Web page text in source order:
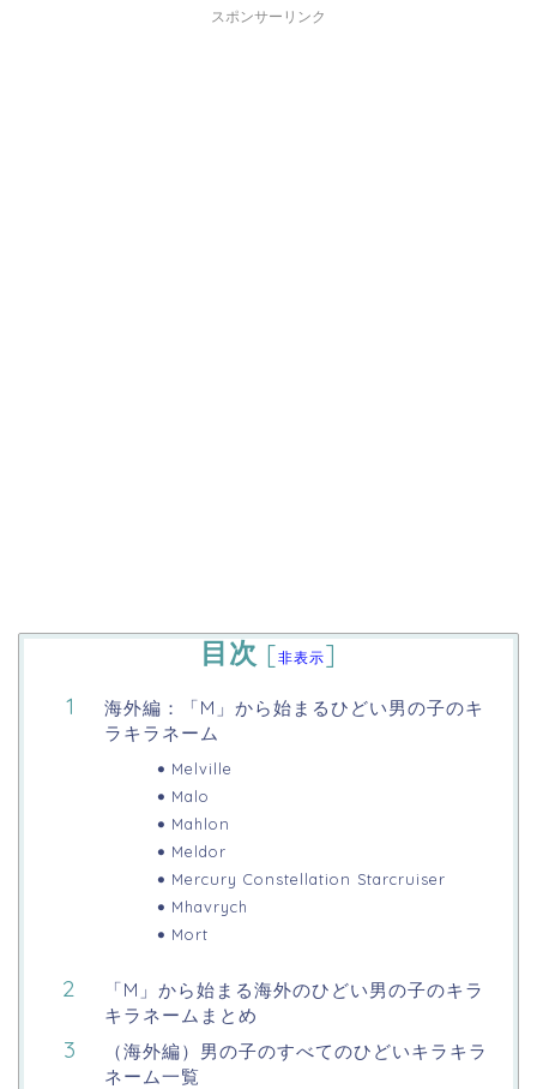
スポンサーリンク
目次 [非表示]
海外編：「M」から始まるひどい男の子のキ
ラキラネーム
Melville
Malo
Mahlon
Meldor
Mercury Constellation Starcruiser
Mhavrych
Mort
「M」から始まる海外のひどい男の子のキラ
キラネームまとめ
（海外編）男の子のすべてのひどいキラキラ
ネーム一覧